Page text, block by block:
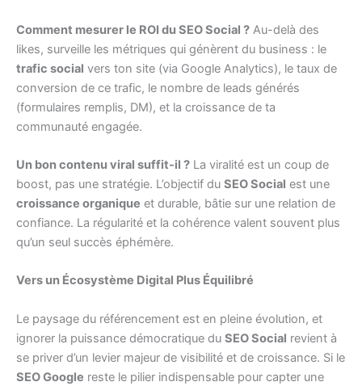
Comment mesurer le ROI du SEO Social ? Au-delà des
likes, surveille les métriques qui génèrent du business : le
trafic social vers ton site (via Google Analytics), le taux de
conversion de ce trafic, le nombre de leads générés
(formulaires remplis, DM), et la croissance de ta
communauté engagée.
Un bon contenu viral suffit-il ? La viralité est un coup de
boost, pas une stratégie. L’objectif du SEO Social est une
croissance organique et durable, bâtie sur une relation de
confiance. La régularité et la cohérence valent souvent plus
qu’un seul succès éphémère.
Vers un Écosystème Digital Plus Équilibré
Le paysage du référencement est en pleine évolution, et
ignorer la puissance démocratique du SEO Social revient à
se priver d’un levier majeur de visibilité et de croissance. Si le
SEO Google reste le pilier indispensable pour capter une